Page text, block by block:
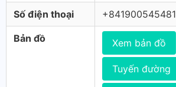
Số điện thoại +841900545481
Bản đồ Xem bản đồ
Tuyến đường